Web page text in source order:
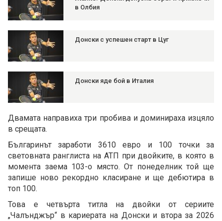
в Олбия
Донски с успешен старт в Цуг
Донски яде бой в Италия
Двамата направиха три пробива и доминираха изцяло
в срещата.
Българинът заработи 3610 евро и 100 точки за
световната ранглиста на АТП при двойките, в която в
момента заема 103-о място. От понеделник той ще
запише ново рекордно класиране и ще дебютира в
топ 100.
Това е четвърта титла на двойки от сериите
„Чалънджър“ в кариерата на Донски и втора за 2026